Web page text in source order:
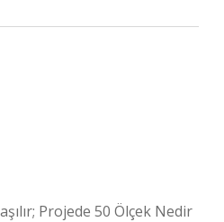
Projede 50 Ölçek Nedir